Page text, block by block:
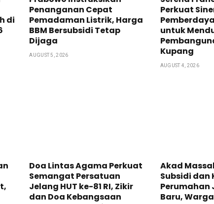
di
Penanganan Cepat
Pemadaman Listrik, Harga
BBM Bersubsidi Tetap
Dijaga
AUGUST 5, 2026
Perkuat
untuk
Kupang
AUGUST 4, 2026
Doa Lintas Agama Perkuat
Semangat Persatuan
Jelang HUT ke-81 RI, Zikir
dan Doa Kebangsaan
Akad Massal
Subsidi dan
Perumahan
Baru,